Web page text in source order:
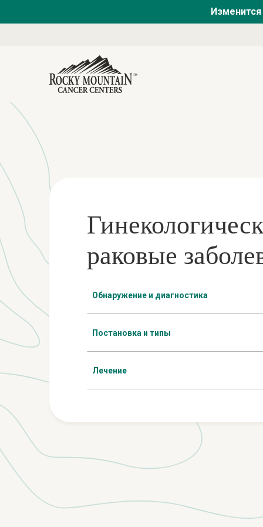
раковые
Обнаружение и диагностика
Постановка и типы
Лечение